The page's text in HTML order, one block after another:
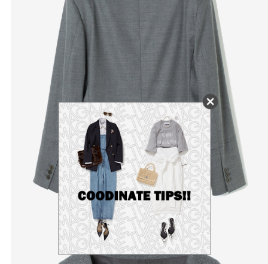
かごに追加